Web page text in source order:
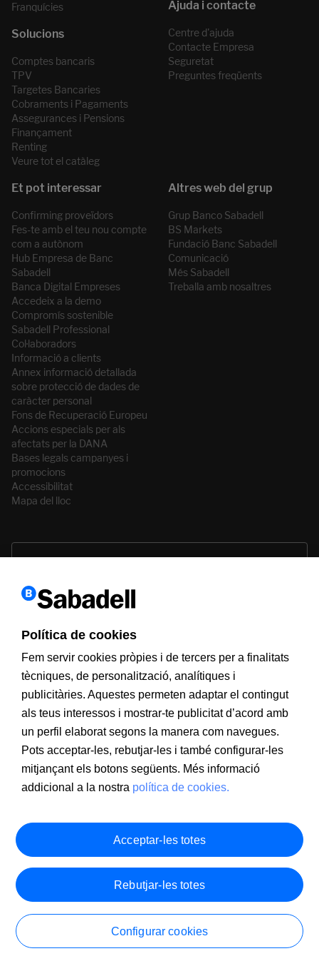
Franquícies
Comptes bancaris
TPV
Targetes Bancaries
Cobraments i Pagaments
Assegurances i Pensions
Finançament
Renting
Veure tot el catàleg
Centre d'ajuda
Contacte Empresa
Seguretat
Preguntes freqüents
Confirming proveïdors
Fes-te amb el teu nou compte
com a autònom
Hub Empresa de Banc
Sabadell
Banca Digital Empreses
Accedeix a la demo
Compromís sostenible
Sabadell Professional
Col·laboradors
Informació a clients
Annex informació detallada
sobre protecció de dades de
caràcter personal
Fons de Recuperació Europeu
Accions especials per als
afectats per la DANA
Bases legals campanyes i
promocions
Accessibilitat
Mapa del lloc
Grup Banco Sabadell
BS Markets
Fundació Banc Sabadell
Comunicació
Més Sabadell
Treballa amb nosaltres
Informació a clientsPSD2
MIFID
Documentació PRIIPS
Avís legalPolítica de cookies
Seguretat
Política de cookies
Fem servir cookies pròpies i de tercers per a finalitats
tècniques, de personalització, analítiques i
publicitàries. Aquestes permeten adaptar el contingut
als teus interessos i mostrar-te publicitat d’acord amb
un perfil elaborat segons la manera com navegues.
Pots acceptar-les, rebutjar-les i també configurar-les
mitjançant els botons següents. Més informació
addicional a la nostra política de cookies.
Configurar cookies
Rebutjar-les totes
Acceptar-les totes